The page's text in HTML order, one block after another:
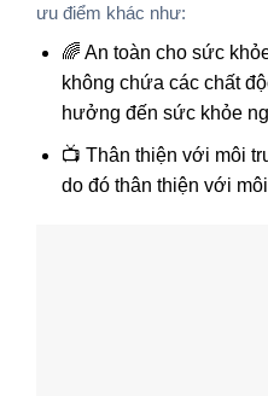
ưu điểm khác như:
🌈 An toàn cho sức
không chứa các chất
hưởng đến sức khỏe
📺 Thân thiện với môi
do đó thân thiện với